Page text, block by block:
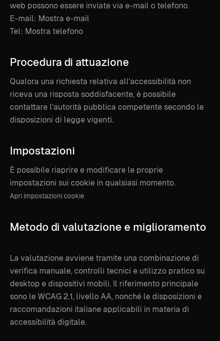
web possono essere inviate via e-mail o telefono.
E-mail: Mostra e-mail
Tel: Mostra telefono
Procedura di attuazione
Qualora una richiesta relativa all'accessibilità non
riceva una risposta soddisfacente, è possibile
contattare l'autorità pubblica competente secondo le
disposizioni di legge vigenti.
Impostazioni
È possibile riaprire e modificare le proprie
impostazioni sui cookie in qualsiasi momento.
Apri impostazioni cookie
Metodo di valutazione e miglioramento
La valutazione avviene tramite una combinazione di
verifica manuale, controlli tecnici e utilizzo pratico su
desktop e dispositivi mobili. Il riferimento principale
sono le WCAG 2.1, livello AA, nonché le disposizioni e
raccomandazioni italiane applicabili in materia di
accessibilità digitale.